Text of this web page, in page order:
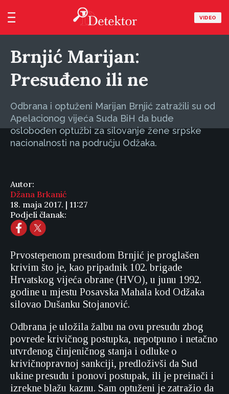
VIDEO
Brnjić Marijan:
Presuđeno ili ne
Odbrana i optuženi Marijan Brnjić zatražili su od
Apelacionog vijeća Suda BiH da bude
oslobođen optužbi za silovanje žene srpske
nacionalnosti na području Odžaka.
Autor:
Džana Brkanić
18. maja 2017. | 11:27
Podjeli članak:
Prvostepenom presudom Brnjić je proglašen
krivim što je, kao pripadnik 102. brigade
Hrvatskog vijeća obrane (HVO), u junu 1992.
godine u mjestu Posavska Mahala kod Odžaka
silovao Dušanku Stojanović.
Odbrana je uložila žalbu na ovu presudu zbog
povrede krivičnog postupka, nepotpuno i netačno
utvrđenog činjeničnog stanja i odluke o
krivičnopravnoj sankciji, predloživši da Sud
ukine presudu i ponovi postupak, ili je preinači i
izrekne blažu kaznu. Sam optuženi je zatražio da